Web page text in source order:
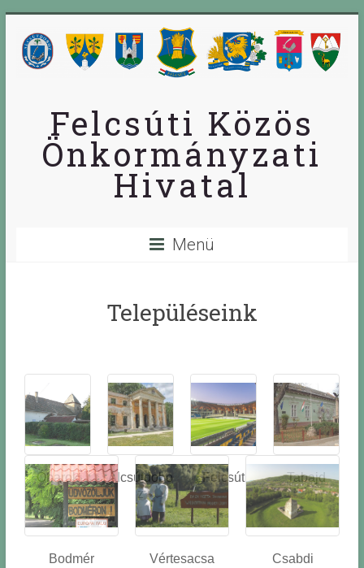
Felcsúti Közös
Önkormányzati
Hivatal
Menü
Településeink
Óbarok
Alcsútdobo
z
Felcsút Tabajd
Bodmér Vértesacsa Csabdi